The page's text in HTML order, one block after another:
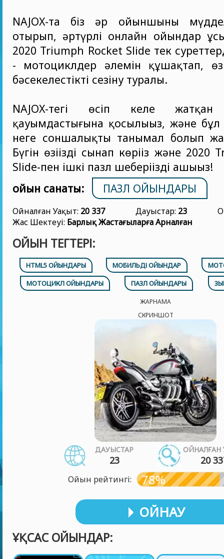
NAJOX-та біз әр ойыншының
отырып, әртүрлі онлайн ойындар
2020 Triumph Rocket Slide тек
- мотоциклдер әлемін құшақтап,
бәсекелестікті сезіну туралы.
NAJOX-тегі өсіп келе
қауымдастығына қосылыңыз, және бұл
неге соншалықты танымал болып
Бүгін өзіңізді сынап көріңіз және
Slide-пен ішкі пазл шеберіңізді ашыңыз!
ойын санаты:
ПАЗЛ ОЙЫНДАРЫ
Ойналған Уақыт: 20 337 Дауыстар: 23
Жас Шектеуі: Барлық Жастағыларға Арналған
ОЙЫН ТЕГТЕРІ:
HTML5 ОЙЫНДАРЫ МОБИЛЬДІ ОЙЫНДАР
МОТОЦИКЛ ОЙЫНДАРЫ
ПАЗЛ ОЙЫНДАРЫ
ЖАРНАМА
СКРИНШОТ
ДАУЫСТАР
23
ОЙНАЛҒАН
20
Ойын рейтингі: 78%
ОЙНАУ
ҰҚСАС ОЙЫНДАР: